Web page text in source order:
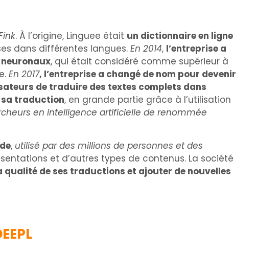
. À l’origine, Linguee était un dictionnaire en ligne
dans différentes langues. En 2014, l’entreprise a
, qui était considéré comme supérieur à
En 2017, l’entreprise a changé de nom pour devenir
de traduire des textes complets dans
sa traduction, en grande partie grâce à l’utilisation
en intelligence artificielle de renommée
, utilisé par des millions de personnes et des
et d’autres types de contenus. La société
qualité de ses traductions et ajouter de nouvelles